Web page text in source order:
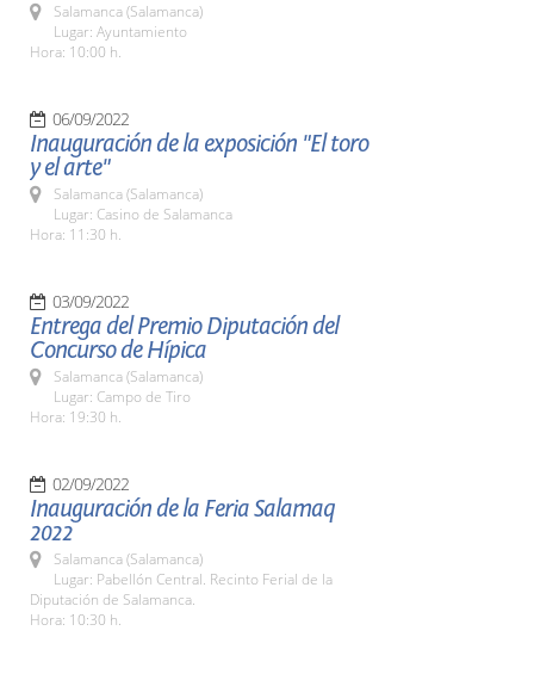
Salamanca (Salamanca)
Lugar: Ayuntamiento
Hora: 10:00 h.
06/09/2022
Inauguración de la exposición "El toro
y el arte"
Salamanca (Salamanca)
Lugar: Casino de Salamanca
Hora: 11:30 h.
03/09/2022
Entrega del Premio Diputación del
Concurso de Hípica
Salamanca (Salamanca)
Lugar: Campo de Tiro
Hora: 19:30 h.
02/09/2022
Inauguración de la Feria Salamaq
2022
Salamanca (Salamanca)
Lugar: Pabellón Central. Recinto Ferial de la
Diputación de Salamanca.
Hora: 10:30 h.